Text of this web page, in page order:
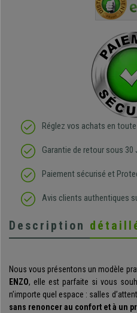
Réglez vos achats en
Garantie de retour sous 30
Paiement sécurisé et
Avis clients authentiques
Description
Nous vous présentons un modèle
ENZO, elle est parfaite si vous
n’importe quel espace : salles
sans renoncer au confort et à un